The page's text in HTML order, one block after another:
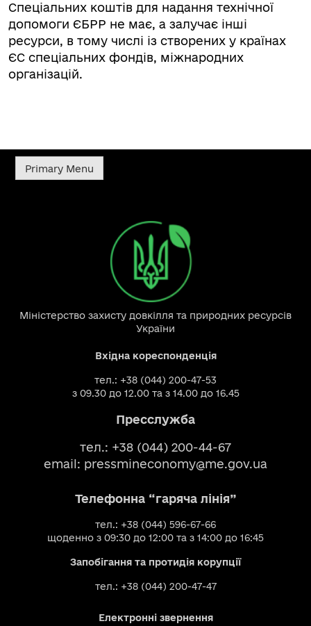
Спеціальних коштів для надання технічної
допомоги ЄБРР не має, а залучає інші
ресурси, в тому числі із створених у країнах
ЄС спеціальних фондів, міжнародних
організацій.
Primary Menu
Міністерство захисту довкілля та природних ресурсів
України
Вхідна кореспонденція
тел.: +38 (044) 200-47-53
з 09.30 до 12.00 та з 14.00 до 16.45
Пресслужба
тел.: +38 (044) 200-44-67
email: pressmineconomy@me.gov.ua
Телефонна “гаряча лінія”
тел.: +38 (044) 596-67-66
щоденно з 09:30 до 12:00 та з 14:00 до 16:45
Запобігання та протидія корупції
тел.: +38 (044) 200-47-47
Електронні звернення